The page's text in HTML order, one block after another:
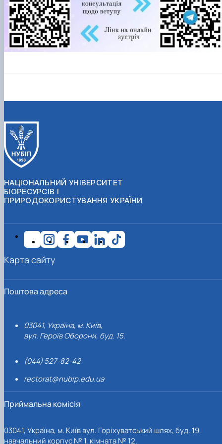
НАЦІОНАЛЬНИЙ УНІВЕРСИТЕТ
БІОРЕСУРСІВ І
ПРИРОДОКОРИСТУВАННЯ УКРАЇНИ
Поштова адреса
03041, Україна, м. Київ,
вул. Героїв Оборони, буд. 15.
(044) 527-82-42
rectorat@nubip.edu.ua
Приймальна комісія
03041, Україна, м. Київ вул. Горіхуватський шлях, буд. 19,
навчальний корпус № 1, кімната № 12.
Карта сайту